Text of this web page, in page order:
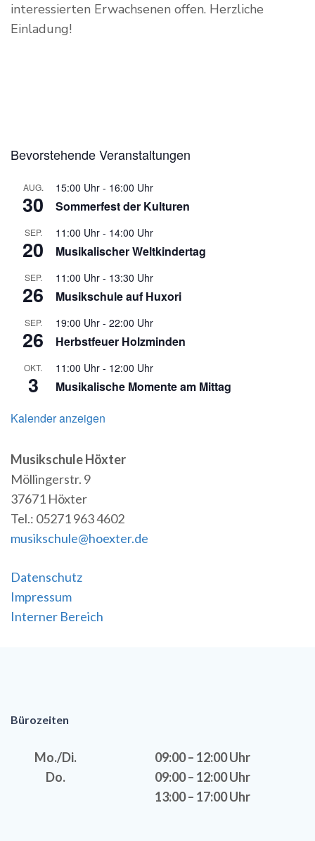
interessierten Erwachsenen offen. Herzliche
Einladung!
Bevorstehende Veranstaltungen
AUG.
30
15:00 Uhr - 16:00 Uhr
Sommerfest der Kulturen
SEP.
20
11:00 Uhr - 14:00 Uhr
Musikalischer Weltkindertag
SEP.
26
11:00 Uhr - 13:30 Uhr
Musikschule auf Huxori
SEP.
26
19:00 Uhr - 22:00 Uhr
Herbstfeuer Holzminden
OKT.
3
11:00 Uhr - 12:00 Uhr
Musikalische Momente am Mittag
Kalender anzeigen
Musikschule Höxter
Möllingerstr. 9
37671 Höxter
Tel.: 05271 963 4602
musikschule@hoexter.de
Datenschutz
Impressum
Interner Bereich
Bürozeiten
Mo./Di.
09:00 – 12:00 Uhr
Do.
09:00 – 12:00 Uhr
13:00 – 17:00 Uhr